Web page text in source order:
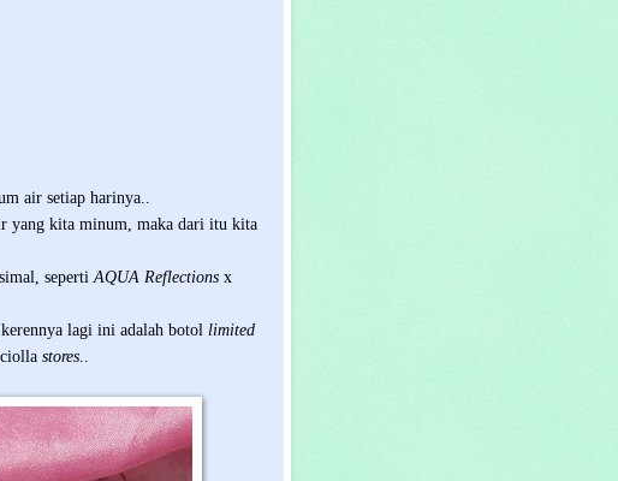
air setiap harinya..
yang kita minum, maka dari itu kita
seperti AQUA Reflections x
lagi ini adalah botol limited
stores..